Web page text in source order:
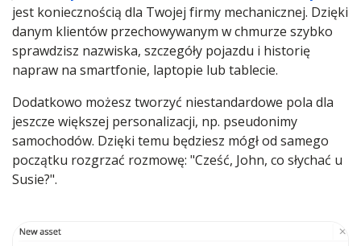
jest koniecznością dla Twojej firmy mechanicznej. Dzięki
danym klientów przechowywanym w chmurze szybko
sprawdzisz nazwiska, szczegóły pojazdu i historię
napraw na smartfonie, laptopie lub tablecie.
Dodatkowo możesz tworzyć niestandardowe pola dla
jeszcze większej personalizacji, np. pseudonimy
samochodów. Dzięki temu będziesz mógł od samego
początku rozgrzać rozmowę: "Cześć, John, co słychać u
Susie?".